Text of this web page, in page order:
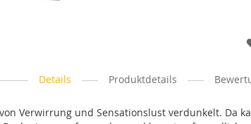
Details
Verwirrung und Sensationslust verdunkelt. Da
Produktdetails